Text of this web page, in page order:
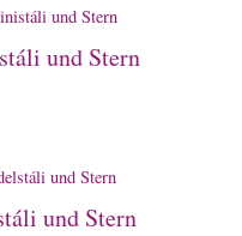
und Stern
und Stern